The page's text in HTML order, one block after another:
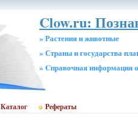
Clow.ru:
» Растения и животные
» Страны и государства
» Cправочная информация
Каталог Рефераты